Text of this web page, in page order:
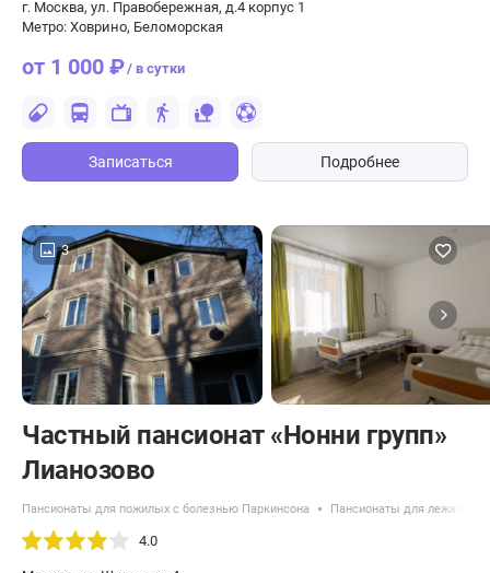
г. Москва, ул. Правобережная, д.4 корпус 1
Метро: Ховрино, Беломорская
от 1 000 ₽/ в сутки
Записаться Подробнее
3
Частный пансионат «Нонни групп»
Лианозово
Пансионаты для пожилых с болезнью Паркинсона Пансионаты для лежачих
4.0